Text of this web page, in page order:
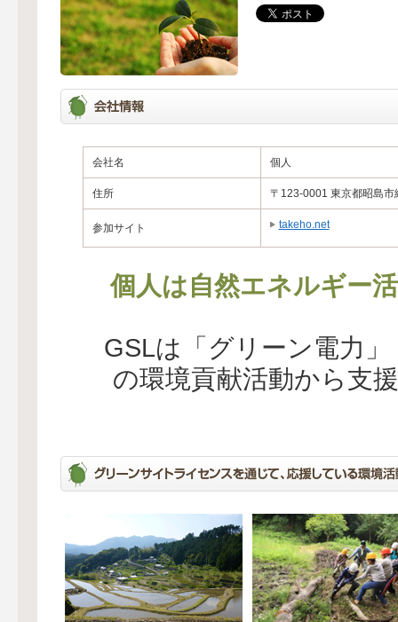
会社名 個人
住所 〒123-0001 東京都昭島市
参加サイト takeho.net
個人は自然エネルギー
GSLは「グリーン電力
の環境貢献活動から支